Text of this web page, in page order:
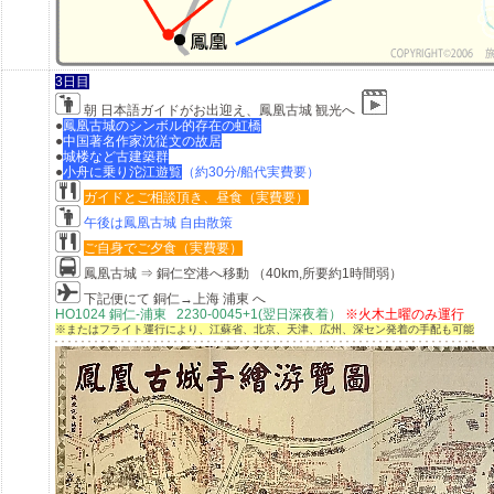
3日目
朝 日本語ガイドがお出迎え、鳳凰古城 観光へ
●鳳凰古城のシンボル的存在の虹橋
●中国著名作家沈従文の故居
●城楼など古建築群
●小舟に乗り沱江遊覧 （約30分/船代実費要）
ガイドとご相談頂き、昼食（実費要）
午後は鳳凰古城 自由散策
ご自身でご夕食（実費要）
鳳凰古城 ⇒ 銅仁空港へ移動 （40km,所要約1時間弱）
下記便にて 銅仁→上海 浦東 へ
HO1024 銅仁-浦東 2230-0045+1(翌日深夜着） ※火木土曜のみ運行
※またはフライト運行により、江蘇省、北京、天津、広州、深セン発着の手配も可能